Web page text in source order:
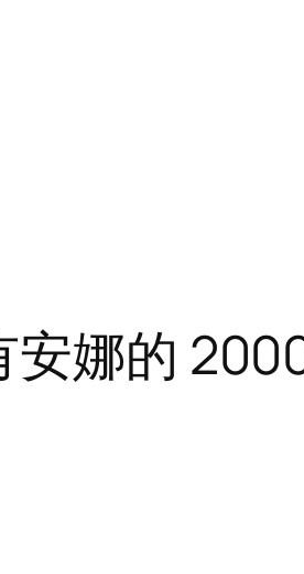
娜的